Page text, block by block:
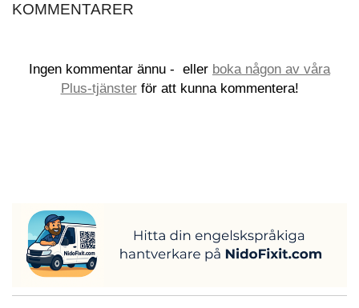
KOMMENTARER
Ingen kommentar ännu - eller boka någon av våra
Plus-tjänsterför att kunna kommentera!